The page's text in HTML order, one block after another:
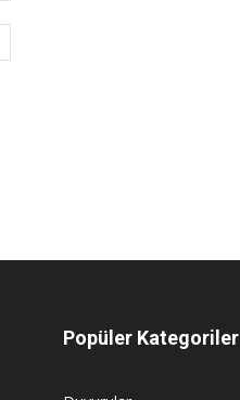
Popüler Kategoriler